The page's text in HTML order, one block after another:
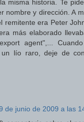
misma historia. Te
nombre y dirección. A
remitente era Peter
más elaborado
agent",...
un lío raro, deje de
de junio de 2009 a las